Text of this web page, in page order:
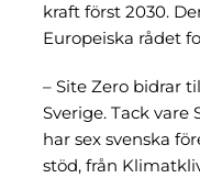
kraft först 2030.
Europeiska rådet
– Site Zero bidrar
Sverige. Tack
har sex svenska
stöd, från